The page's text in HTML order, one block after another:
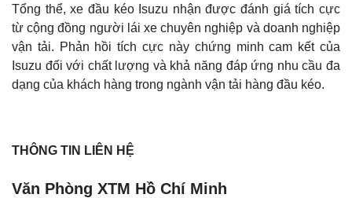
Tổng thể, xe đầu kéo Isuzu nhận được đánh giá tích cực
từ cộng đồng người lái xe chuyên nghiệp và doanh nghiệp
vận tải. Phản hồi tích cực này chứng minh cam kết của
Isuzu đối với chất lượng và khả năng đáp ứng nhu cầu đa
dạng của khách hàng trong ngành vận tải hàng đầu kéo.
THÔNG TIN LIÊN HỆ
Văn Phòng XTM Hồ Chí Minh